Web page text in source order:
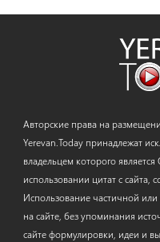
Авторские права на
Yerevan.Today принадлежат
владельцем которого
использовании цитат с сайта,
Использование частичной
на сайте, без упоминания
сайте формулировки, идеи и